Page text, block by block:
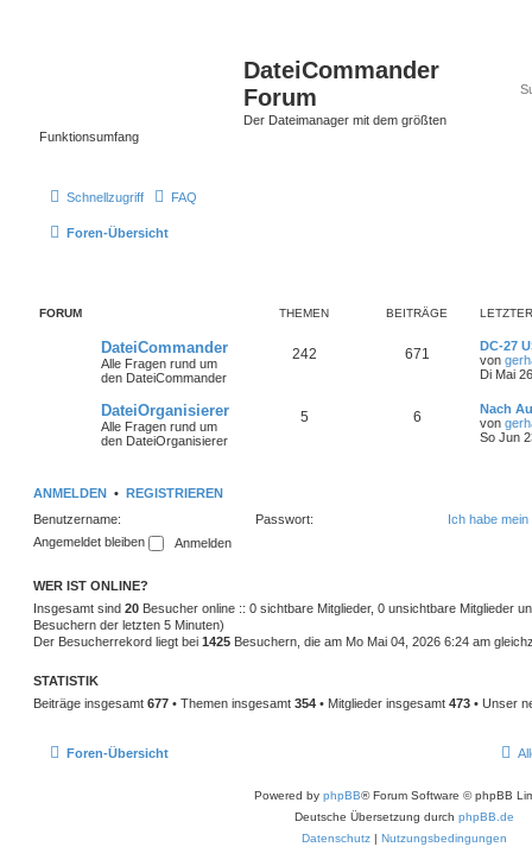
DateiCommander
Forum
Der Dateimanager mit dem größten
Funktionsumfang
Schnellzugriff FAQ
Foren-Übersicht
FORUM THEMEN BEITRÄGE
DateiCommander
Alle Fragen rund um
den DateiCommander
242 671
DC-27
von
Di Mai
DateiOrganisierer
Alle Fragen rund um
den DateiOrganisierer
5 6
Nach
von
So Jun
ANMELDEN • REGISTRIEREN
Benutzername:
Passwort:
Ich habe
Angemeldet bleiben
WER IST ONLINE?
Insgesamt sind 20 Besucher online :: 0 sichtbare Mitglieder, 0 unsichtbare Mitglieder
Besuchern der letzten 5 Minuten)
Der Besucherrekord liegt bei 1425 Besuchern, die am Mo Mai 04, 2026 6:24 am
STATISTIK
Beiträge insgesamt 677 • Themen insgesamt 354 • Mitglieder insgesamt 473 • Unser
Foren-Übersicht
Powered by phpBB® Forum Software © phpBB
Deutsche Übersetzung durch phpBB.de
Datenschutz | Nutzungsbedingungen